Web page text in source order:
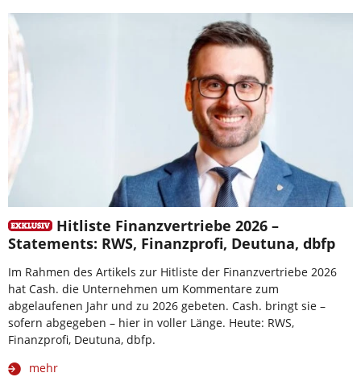
Hitliste Finanzvertriebe 2026 –
Statements: RWS, Finanzprofi, Deutuna, dbfp
Im Rahmen des Artikels zur Hitliste der Finanzvertriebe 2026
hat Cash. die Unternehmen um Kommentare zum
abgelaufenen Jahr und zu 2026 gebeten. Cash. bringt sie –
sofern abgegeben – hier in voller Länge. Heute: RWS,
Finanzprofi, Deutuna, dbfp.
mehr